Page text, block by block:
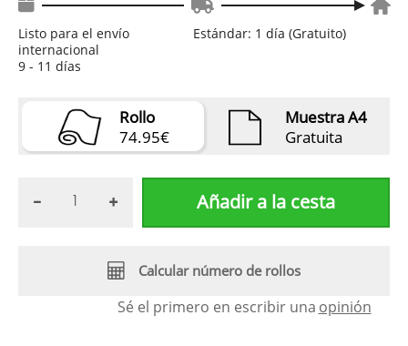
Listo para el envío
internacional
9 - 11 días
Estándar: 1 día (Gratuito)
Rollo
74.95€
Muestra A4
Gratuita
Añadir a la cesta
Calcular número de rollos
Sé el primero en escribir una opinión